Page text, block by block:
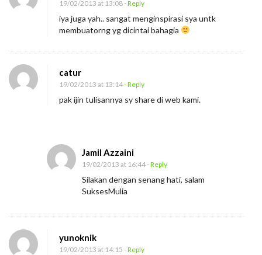
19/02/2013 at 13:08- Reply
iya juga yah.. sangat menginspirasi sya untk
membuatorng yg dicintai bahagia
catur
19/02/2013 at 13:14- Reply
pak ijin tulisannya sy share di web kami.
Jamil Azzaini
19/02/2013 at 16:44- Reply
Silakan dengan senang hati, salam
SuksesMulia
yunoknik
19/02/2013 at 14:15 - Reply